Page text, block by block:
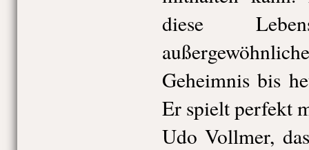
diese
Geheimnis bis
Er spielt perfekt
Udo Vollmer,